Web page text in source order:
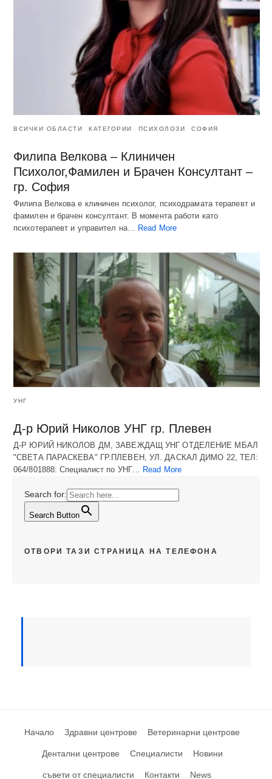
ВСИЧКИ ОБЛАСТИ КАТЕГОРИИ ПСИХОЛОЗИ СОФИЯ
Филипа Велкова – Клиничен
Психолог,Фамилен и Брачен Консултант –
гр. София
Филипа Велкова е клиничен психолог, психодрамата терапевт и
фамилен и брачен консултант. В момента работи като
психотерапевт и управител на… Read More
УНГ
Д-р Юрий Николов УНГ гр. Плевен
Д-Р ЮРИЙ НИКОЛОВ ДМ, ЗАВЕЖДАЩ УНГ ОТДЕЛЕНИЕ МБАЛ
"СВЕТА ПАРАСКЕВА" ГР.ПЛЕВЕН, УЛ. ДАСКАЛ ДИМО 22, ТЕЛ:
064/801888: Специалист по УНГ…
Read More
Search for:
Search Button
ОТВОРИ ТАЗИ СТРАНИЦА НА ТЕЛЕФОНА
Начало Здравни центрове Ветеринарни центрове
Дентални центрове Специалисти Новини
съвети от специалисти Контакти News